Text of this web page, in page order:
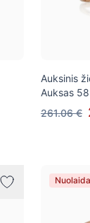
Auksinis
Auksas
261.06 €